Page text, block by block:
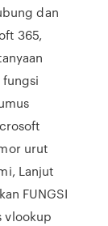
dan
365,
urut
Lanjut
FUNGSI
vlookup